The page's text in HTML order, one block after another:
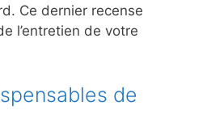
Ce dernier recense
l’entretien de votre
de